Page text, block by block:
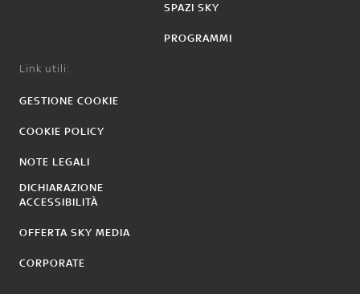
SPAZI SKY
PROGRAMMI
Link utili:
GESTIONE COOKIE
COOKIE POLICY
NOTE LEGALI
DICHIARAZIONE
ACCESSIBILITÀ
OFFERTA SKY MEDIA
CORPORATE